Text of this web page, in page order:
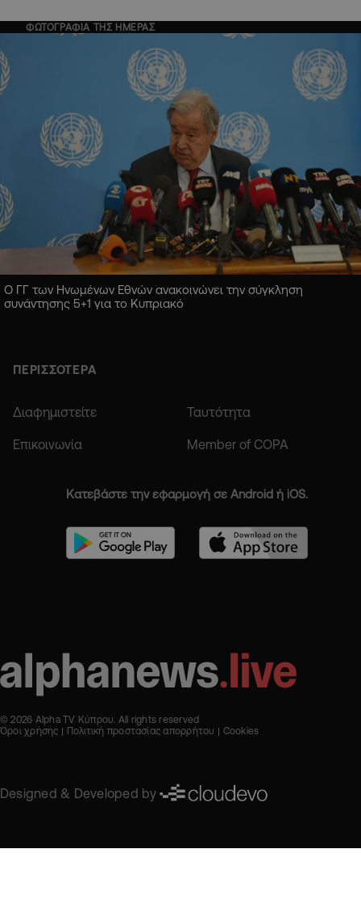
ΦΩΤΟΓΡΑΦΙΑ ΤΗΣ ΗΜΕΡΑΣ
Ο ΓΓ των Ηνωμένων Εθνών ανακοινώνει την σύγκληση
συνάντησης 5+1 για το Κυπριακό
ΠΕΡΙΣΣΟΤΕΡΑ
Διαφημιστείτε Ταυτότητα
Επικοινωνία Member of COPA
Κατεβάστε την εφαρμογή σε Android ή iOS.
© 2026 Alpha TV Κύπρου. All rights reserved
Όροι χρήσης
Πολιτική προστασίας απορρήτου Cookies
Designed & Developed by